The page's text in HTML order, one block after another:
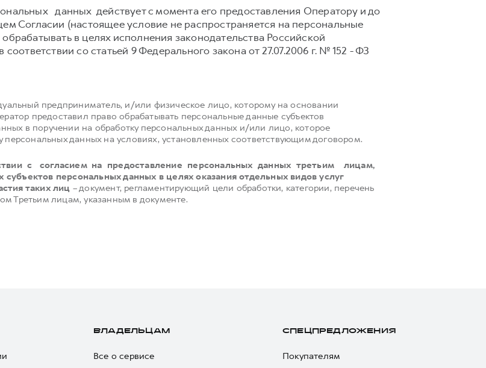
данных действует с момента его предоставления Оператору и до
Согласии (настоящее условие не распространяется на персональные
в целях исполнения законодательства Российской
со статьей 9 Федерального закона от 27.07.2006 г. № 152 - ФЗ
предприниматель, и/или физическое лицо, которому на основании
предоставил право обрабатывать персональные данные субъектов
в поручении на обработку персональных данных и/или лицо, которое
данных на условиях, установленных соответствующим договором.
с согласием на предоставление персональных данных третьим лицам,
персональных данных в целях оказания отдельных видов услуг
таких лиц – документ, регламентирующий цели обработки, категории, перечень
Третьим лицам, указанным в документе.
ВЛАДЕЛЬЦАМ
Все о сервисе
СПЕЦПРЕДЛОЖЕНИЯ
Покупателям